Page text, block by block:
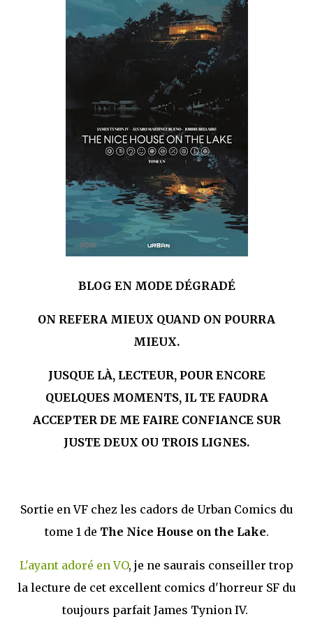
que Thomas connaissait et appréciait Olivier. Marlowe découvre une ville qu’il
ne connaissait pas, habitée par la méfiance, la peur et le rigorisme de la Ligue,
une ville pleine de mystères et de vieilles rancœurs. La Dame d...
BLOG EN MODE DÉGRADÉ
ON REFERA MIEUX QUAND ON POURRA
MIEUX.
JUSQUE LÀ, LECTEUR, POUR ENCORE
QUELQUES MOMENTS, IL TE FAUDRA
ACCEPTER DE ME FAIRE CONFIANCE SUR
JUSTE DEUX OU TROIS LIGNES.
Sortie en VF chez les cadors de Urban Comics du
tome 1 de The Nice House on the Lake.
L'ayant adoré en VO, je ne saurais conseiller trop
la lecture de cet excellent comics d'horreur SF du
toujours parfait James Tynion IV.